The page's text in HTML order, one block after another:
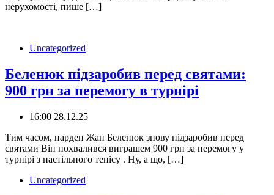
нерухомості, пише […]
Uncategorized
Беленюк підзаробив перед святами:
900 грн за перемогу в турнірі
16:00 28.12.25
Тим часом, нардеп Жан Беленюк знову підзаробив перед
святами Він похвалився виграшем 900 грн за перемогу у
турнірі з настільного тенісу . Ну, а що, […]
Uncategorized